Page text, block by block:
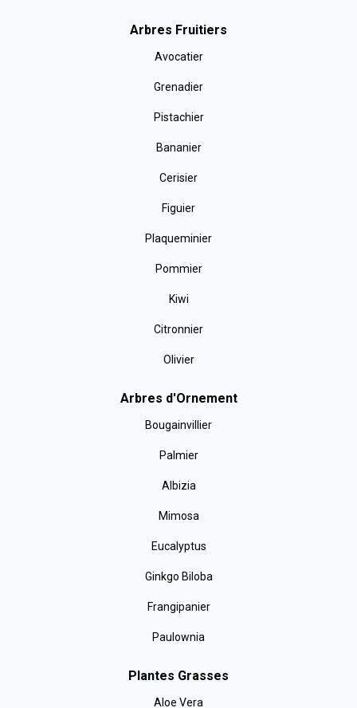
Arbres Fruitiers
Avocatier
Grenadier
Pistachier
Bananier
Cerisier
Figuier
Plaqueminier
Pommier
Kiwi
Citronnier
Olivier
Arbres d'Ornement
Bougainvillier
Palmier
Albizia
Mimosa
Eucalyptus
Ginkgo Biloba
Frangipanier
Paulownia
Plantes Grasses
Aloe Vera